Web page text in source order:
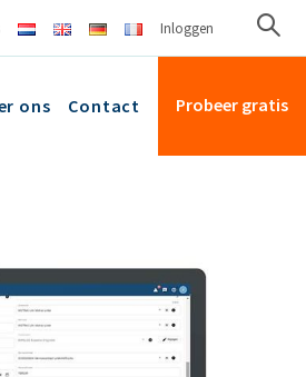
Inloggen
ons Contact Probeer gratis